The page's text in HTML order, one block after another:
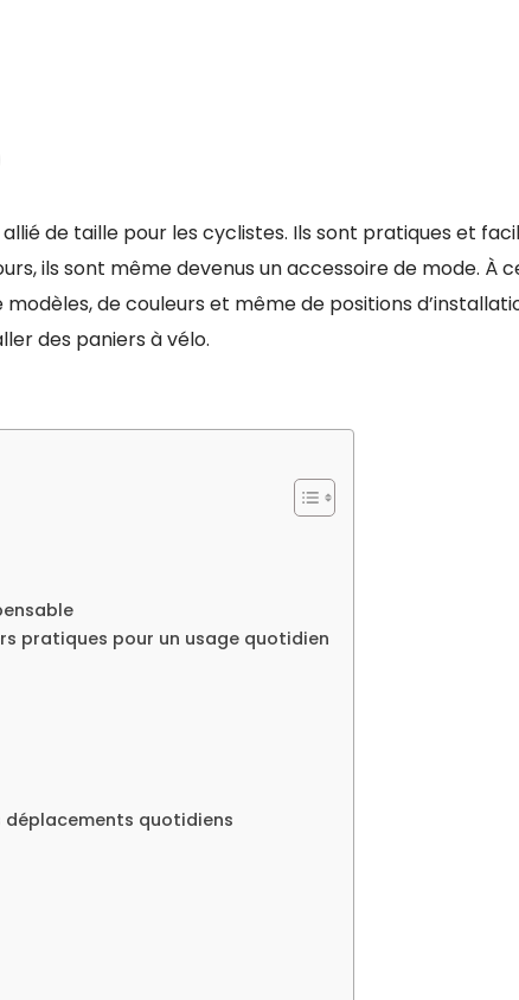
de taille pour les cyclistes. Ils sont pratiques et
ils sont même devenus un accessoire de mode. À
de couleurs et même de positions
des paniers à vélo.
pratiques pour un usage quotidien
déplacements quotidiens